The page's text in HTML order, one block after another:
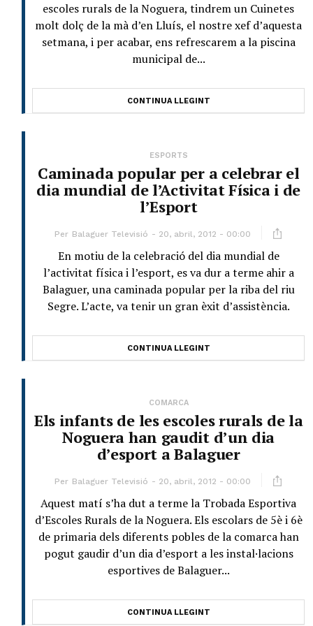
escoles rurals de la Noguera, tindrem un Cuinetes
molt dolç de la mà d’en Lluís, el nostre xef d’aquesta
setmana, i per acabar, ens refrescarem a la piscina
municipal de...
CONTINUA LLEGINT
ESPORTS
Caminada popular per a celebrar el
dia mundial de l’Activitat Física i de
l’Esport
Per Balaguer Televisió 20, abril, 2012 - 00:00
En motiu de la celebració del dia mundial de
l’activitat física i l’esport, es va dur a terme ahir a
Balaguer, una caminada popular per la riba del riu
Segre. L’acte, va tenir un gran èxit d’assistència.
CONTINUA LLEGINT
COMARCA
Els infants de les escoles rurals de la
Noguera han gaudit d’un dia
d’esport a Balaguer
Per Balaguer Televisió 20, abril, 2012 - 00:00
Aquest matí s’ha dut a terme la Trobada Esportiva
d’Escoles Rurals de la Noguera. Els escolars de 5è i 6è
de primaria dels diferents pobles de la comarca han
pogut gaudir d’un dia d’esport a les instal·lacions
esportives de Balaguer...
CONTINUA LLEGINT